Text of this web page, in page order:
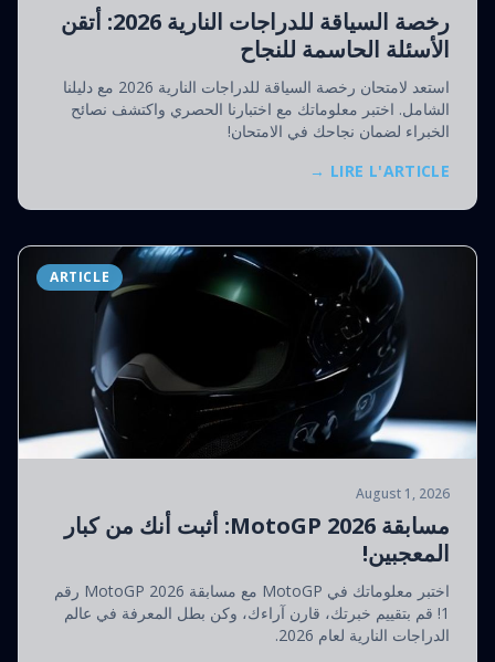
رخصة السياقة للدراجات النارية 2026: أتقن
الأسئلة الحاسمة للنجاح
استعد لامتحان رخصة السياقة للدراجات النارية 2026 مع دليلنا
الشامل. اختبر معلوماتك مع اختبارنا الحصري واكتشف نصائح
الخبراء لضمان نجاحك في الامتحان!
LIRE L'ARTICLE →
ARTICLE
August 1, 2026
مسابقة MotoGP 2026: أثبت أنك من كبار
المعجبين!
اختبر معلوماتك في MotoGP مع مسابقة MotoGP 2026 رقم
1! قم بتقييم خبرتك، قارن آراءك، وكن بطل المعرفة في عالم
الدراجات النارية لعام 2026.